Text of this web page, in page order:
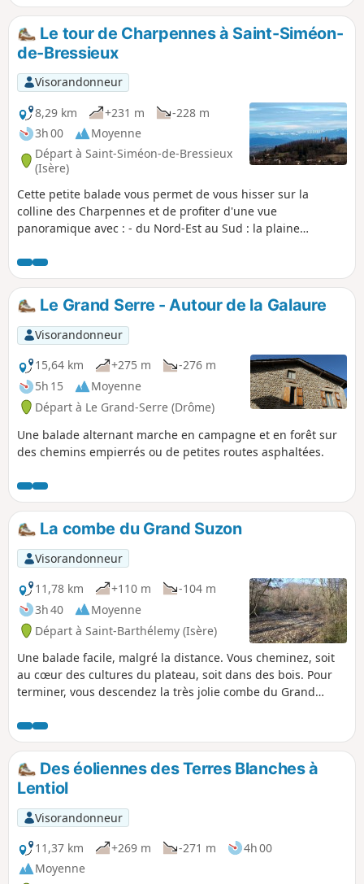
Le tour de Charpennes à Saint-Siméon-
de-Bressieux
Visorandonneur
8,29 km
+231 m
-228 m
3h 00
Moyenne
Départ à Saint-Siméon-de-Bressieux
(Isère)
Cette petite balade vous permet de vous hisser sur la
colline des Charpennes et de profiter d'une vue
panoramique avec : - du Nord-Est au Sud : la plaine
quelques pointes de Vercors, - et plein Ouest, le Pilat et les
monts du Lyonnais. Par très beau temps, entre le Mont du
Chat et la Chartreuse, vous aurez la chance de distinguer la
cime du Mont Blanc. Sinon, vous vaquerez entre bocage et
forêt, le long de la moraine des Chambarans.
Le Grand Serre - Autour de la Galaure
Visorandonneur
15,64 km
+275 m
-276 m
5h 15
Moyenne
Départ à Le Grand-Serre (Drôme)
Une balade alternant marche en campagne et en forêt sur
des chemins empierrés ou de petites routes asphaltées.
La combe du Grand Suzon
Visorandonneur
11,78 km
+110 m
-104 m
3h 40
Moyenne
Départ à Saint-Barthélemy (Isère)
Une balade facile, malgré la distance. Vous cheminez, soit
au cœur des cultures du plateau, soit dans des bois. Pour
terminer, vous descendez la très jolie combe du Grand
Si le temps est clair, vous pouvez bénéficier de quelques
belles vues sur les sommets environnants.
Des éoliennes des Terres Blanches à
Lentiol
Visorandonneur
11,37 km
+269 m -271 m
4h 00
Moyenne